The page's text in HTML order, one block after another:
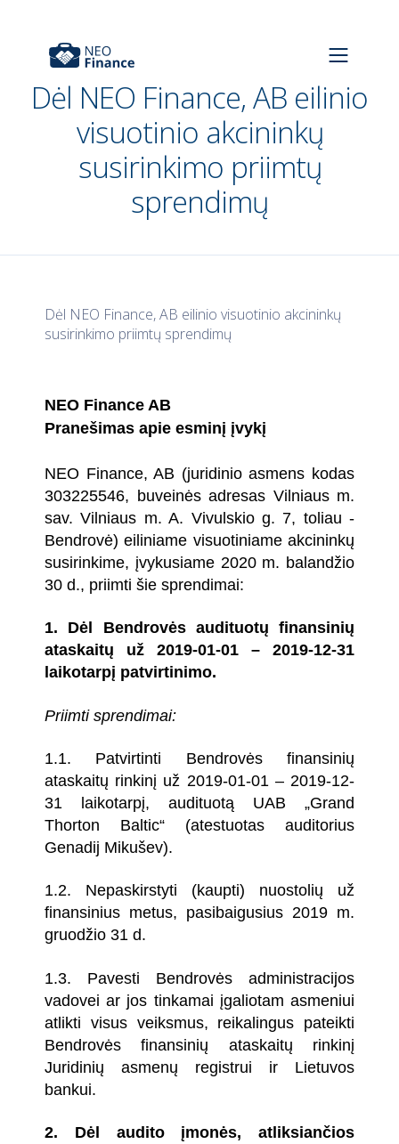
Dėl NEO Finance, AB eilinio
visuotinio akcininkų
susirinkimo priimtų
sprendimų
Dėl NEO Finance, AB eilinio visuotinio akcininkų
susirinkimo priimtų sprendimų
NEO Finance AB
Pranešimas apie esminį įvykį
NEO Finance, AB (juridinio asmens kodas
303225546, buveinės adresas Vilniaus m.
sav. Vilniaus m. A. Vivulskio g. 7, toliau -
Bendrovė) eiliniame visuotiniame akcininkų
susirinkime, įvykusiame 2020 m. balandžio
30 d., priimti šie sprendimai:
1.
Dėl Bendrovės audituotų finansinių
ataskaitų už 2019-01-01 – 2019-12-31
laikotarpį patvirtinimo.
Priimti sprendimai:
1.1. Patvirtinti Bendrovės finansinių
ataskaitų rinkinį už 2019-01-01 – 2019-12-
31 laikotarpį, audituotą UAB „Grand
Thorton Baltic“ (atestuotas auditorius
Genadij Mikušev).
1.2. Nepaskirstyti (kaupti) nuostolių už
finansinius metus, pasibaigusius 2019 m.
gruodžio 31 d.
1.3. Pavesti Bendrovės administracijos
vadovei ar jos tinkamai įgaliotam asmeniui
atlikti visus veiksmus, reikalingus pateikti
Bendrovės finansinių ataskaitų rinkinį
Juridinių asmenų registrui ir Lietuvos
bankui.
2.
Dėl audito įmonės, atliksiančios